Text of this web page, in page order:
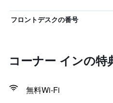
フロントデスクの番号
コーナー インの特
無料Wi-Fi